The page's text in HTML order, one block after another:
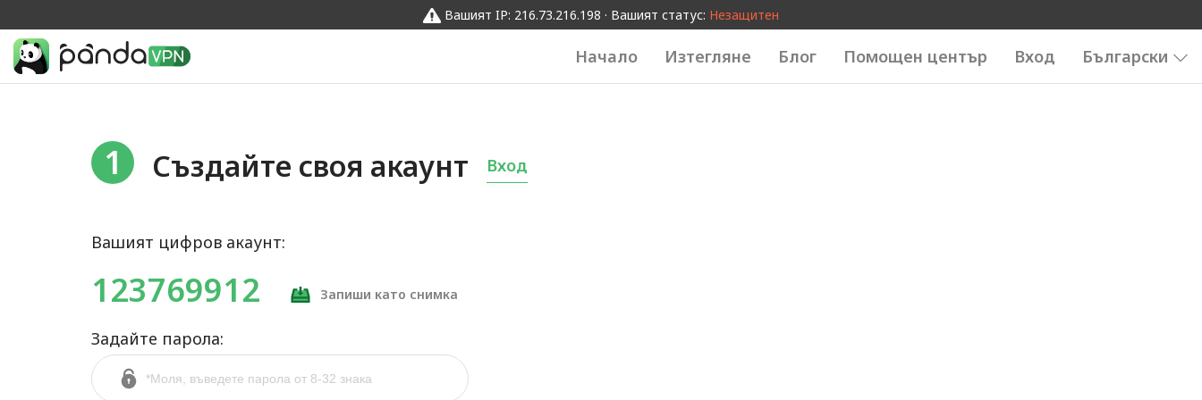
Вашият IP: 216.73.216.198 · Вашият статус: Незащитен
Начало Изтегляне Блог Помощен център Вход Български
1 Създайте своя акаунт Вход
Вашият цифров акаунт:
123769912 Запиши като снимка
Задайте парола: